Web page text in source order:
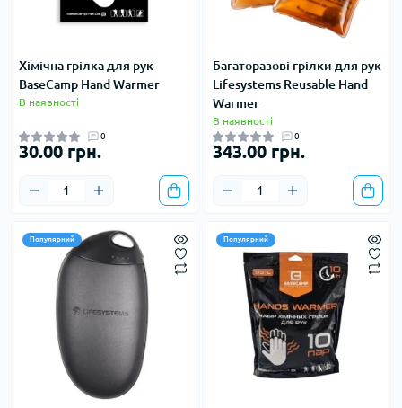
Хімічна грілка для рук
BaseCamp Hand Warmer
В наявності
0
30.00 грн.
Багаторазові грілки для рук
Lifesystems Reusable Hand
Warmer
В наявності
0
343.00 грн.
Популярний Популярний